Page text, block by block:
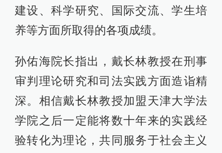
建设、科学研究、国际交流、学生培
养等方面所取得的各项成绩。
孙佑海院长指出，戴长林教授在刑事
审判理论研究和司法实践方面造诣精
深。相信戴长林教授加盟天津大学法
学院之后一定能将数十年来的实践经
验转化为理论，共同服务于社会主义